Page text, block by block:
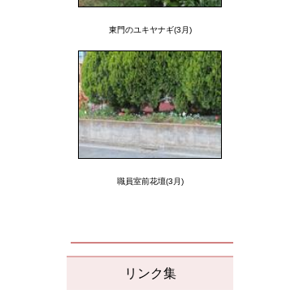
東門のユキヤナギ(3月)
職員室前花壇(3月)
リンク集